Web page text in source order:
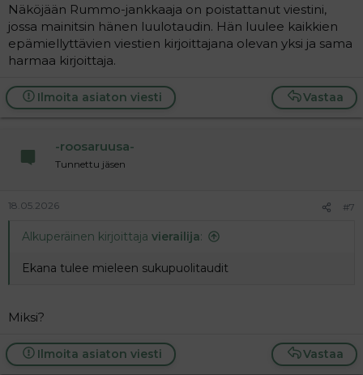
Näköjään Rummo-jankkaaja on poistattanut viestini,
jossa mainitsin hänen luulotaudin. Hän luulee kaikkien
epämiellyttävien viestien kirjoittajana olevan yksi ja sama
harmaa kirjoittaja.
Vastaa
Ilmoita asiaton viesti
-roosaruusa-
Tunnettu jäsen
18.05.2026 #7
Alkuperäinen kirjoittaja vierailija:
Ekana tulee mieleen sukupuolitaudit
Miksi?
Vastaa
Ilmoita asiaton viesti